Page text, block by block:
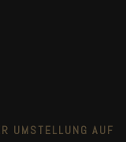
UMSTELLUNG AUF